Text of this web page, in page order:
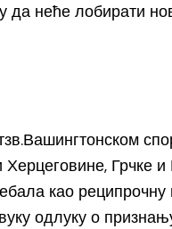
да неће лобирати
Грчке и
као
одлуку о признању